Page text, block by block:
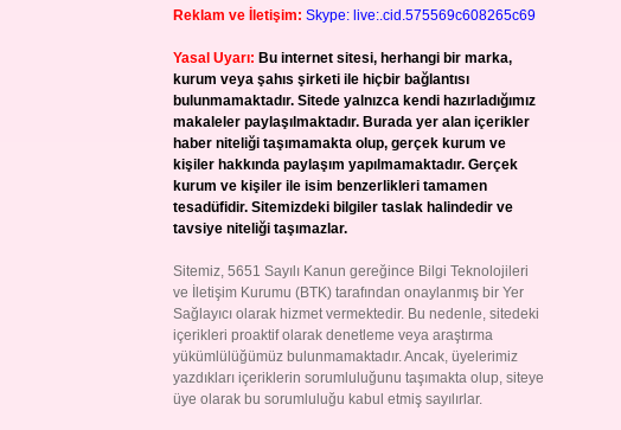
Reklam ve İletişim: Skype: live:.cid.575569c608265c69
Yasal Uyarı: Bu internet sitesi, herhangi bir marka,
kurum veya şahıs şirketi ile hiçbir bağlantısı
bulunmamaktadır. Sitede yalnızca kendi hazırladığımız
makaleler paylaşılmaktadır. Burada yer alan içerikler
haber niteliği taşımamakta olup, gerçek kurum ve
kişiler hakkında paylaşım yapılmamaktadır. Gerçek
kurum ve kişiler ile isim benzerlikleri tamamen
tesadüfidir. Sitemizdeki bilgiler taslak halindedir ve
tavsiye niteliği taşımazlar.
Sitemiz, 5651 Sayılı Kanun gereğince Bilgi Teknolojileri
ve İletişim Kurumu (BTK) tarafından onaylanmış bir Yer
Sağlayıcı olarak hizmet vermektedir. Bu nedenle, sitedeki
içerikleri proaktif olarak denetleme veya araştırma
yükümlülüğümüz bulunmamaktadır. Ancak, üyelerimiz
yazdıkları içeriklerin sorumluluğunu taşımakta olup, siteye
üye olarak bu sorumluluğu kabul etmiş sayılırlar.